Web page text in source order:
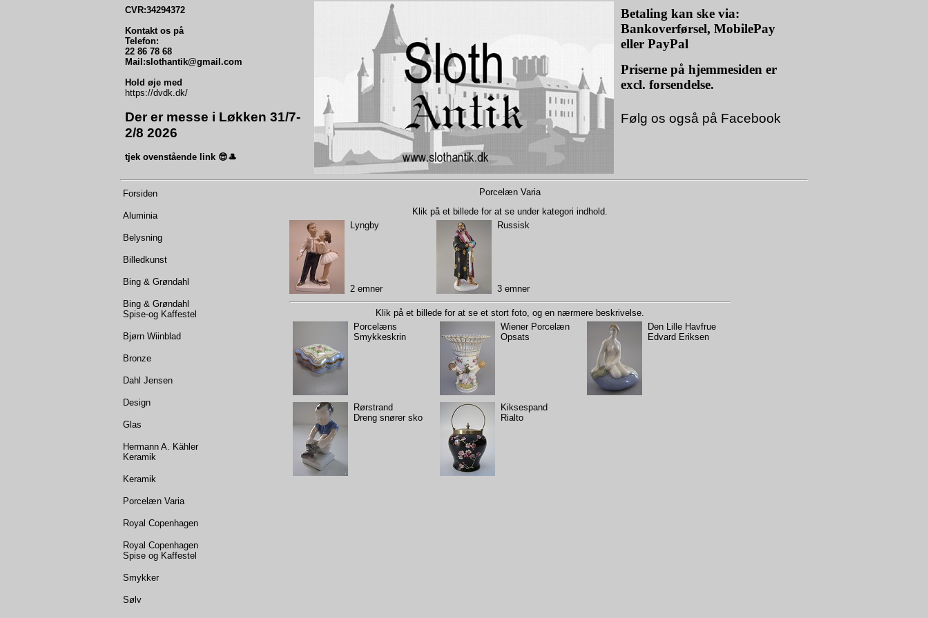
CVR:34294372
Kontakt os på
Telefon:
22 86 78 68
Mail:slothantik@gmail.com
Hold øje med
https://dvdk.dk/
Der er messe i Løkken 31/7-
2/8 2026
tjek ovenstående link 😎🎩
Betaling kan ske via:
Bankoverførsel, MobilePay
eller PayPal
Priserne på hjemmesiden er
excl. forsendelse.
Følg os også på Facebook
Forsiden
Aluminia
Belysning
Billedkunst
Bing & Grøndahl
Bing & Grøndahl
Spise-og Kaffestel
Bjørn Wiinblad
Bronze
Dahl Jensen
Design
Glas
Hermann A. Kähler
Keramik
Keramik
Porcelæn Varia
Royal Copenhagen
Royal Copenhagen
Spise og Kaffestel
Smykker
Sølv
Porcelæn Varia
Klik på et billede for at se under kategori indhold.
Lyngby
2 emner
Russisk
3 emner
Klik på et billede for at se et stort foto, og en nærmere beskrivelse.
Porcelæns
Smykkeskrin
Wiener Porcelæn
Opsats
Den Lille Havfrue
Edvard Eriksen
Rørstrand
Dreng snører sko
Kiksespand
Rialto